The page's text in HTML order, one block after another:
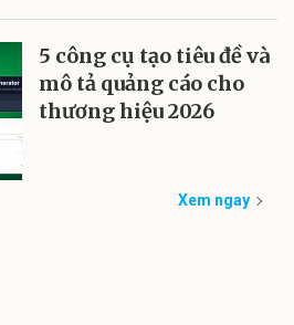
5 công cụ tạo tiêu đề và
mô tả quảng cáo cho
thương hiệu 2026
Xem ngay